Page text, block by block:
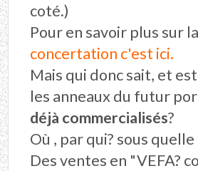
coté.)
Pour en savoir plus sur la
concertation c'est ici.
Mais qui donc sait, et
les anneaux du futur
déjà commercialisés?
Où , par qui? sous
Des ventes en "VEFA?